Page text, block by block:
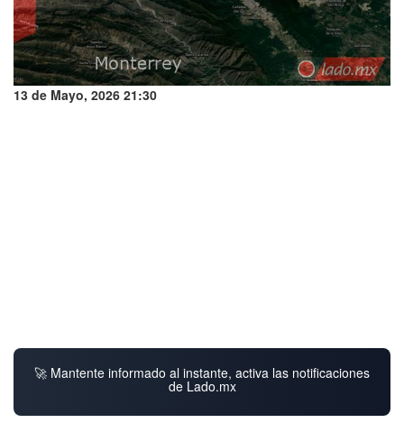
13 de Mayo, 2026 21:30
🚀 Mantente informado al instante, activa las notificaciones
de Lado.mx